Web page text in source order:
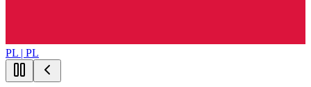
PL | PL